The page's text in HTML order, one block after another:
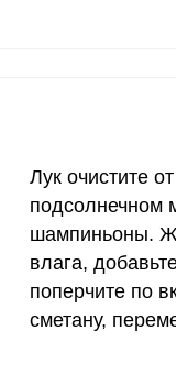
150 мкг
70 мкг
2 мкг
Лук очистите
подсолнечном
шампиньоны.
влага,
поперчите по
сметану,